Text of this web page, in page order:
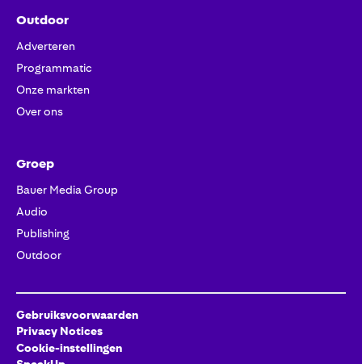
Outdoor
Adverteren
Programmatic
Onze markten
Over ons
Groep
Bauer Media Group
Audio
Publishing
Outdoor
Gebruiksvoorwaarden
Privacy Notices
Cookie-instellingen